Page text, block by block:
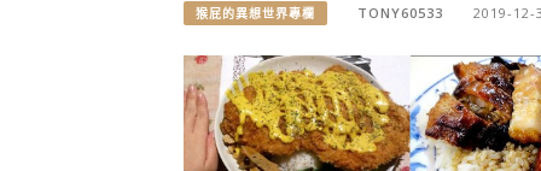
猴屁的異想世界專欄 TONY60533 2019-12-